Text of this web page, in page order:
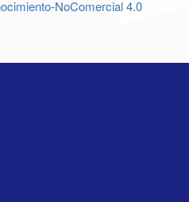
NoComercial 4.0